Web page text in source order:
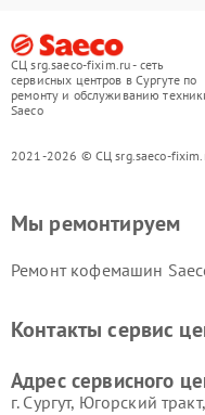
СЦ srg.saeco-fixim.ru - сеть
сервисных центров в Сургуте по
ремонту и обслуживанию
Saeco
2021-2026 © СЦ srg.saeco-
Мы ремонтируем
Ремонт кофемашин
Контакты сервис
Адрес сервисного
г. Сургут, Югорский